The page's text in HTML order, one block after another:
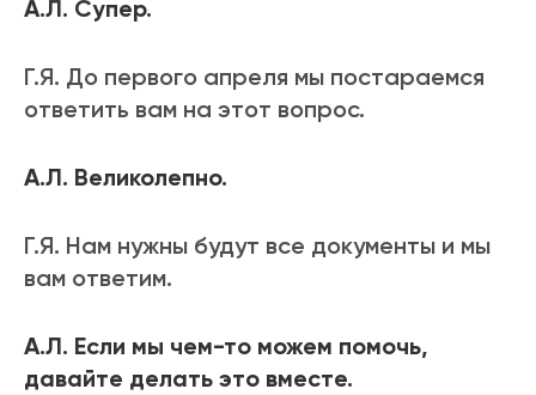
А.Л. Супер.
Г.Я. До первого апреля мы постараемся
ответить вам на этот вопрос.
А.Л. Великолепно.
Г.Я. Нам нужны будут все документы и мы
вам ответим.
А.Л. Если мы чем-то можем помочь,
давайте делать это вместе.